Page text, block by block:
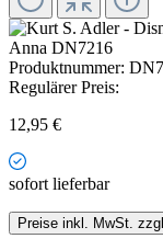
Produktnummer:
Regulärer Preis:
12,95 €
sofort lieferbar
Preise inkl. MwSt.